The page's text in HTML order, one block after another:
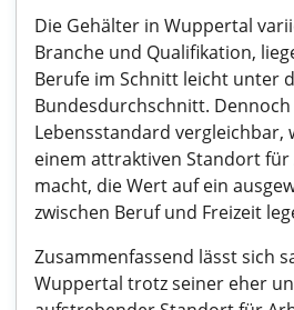
Die Gehälter in Wuppertal
Branche und Qualifikation,
Berufe im Schnitt leicht unter
Bundesdurchschnitt.
Lebensstandard vergleichbar,
einem attraktiven Standort
macht, die Wert auf ein
zwischen Beruf und Freizeit
Zusammenfassend lässt sich
Wuppertal trotz seiner eher